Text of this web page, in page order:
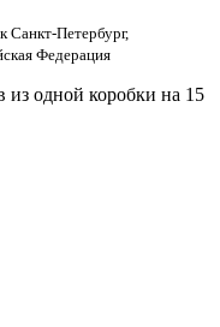
Санкт-Петербург,
Федерация
из одной коробки на 15